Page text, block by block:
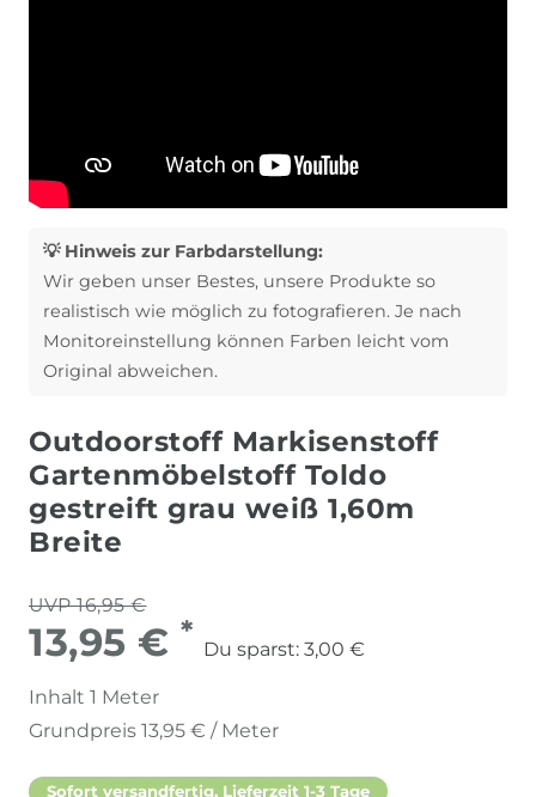
💡 Hinweis zur Farbdarstellung:
Wir geben unser Bestes, unsere Produkte so
realistisch wie möglich zu fotografieren. Je nach
Monitoreinstellung können Farben leicht vom
Original abweichen.
Outdoorstoff Markisenstoff
Gartenmöbelstoff Toldo
gestreift grau weiß 1,60m
Breite
UVP 16,95 €
13,95 € *
Du sparst: 3,00 €
Inhalt 1 Meter
Grundpreis 13,95 € / Meter
Sofort versandfertig, Lieferzeit 1-3 Tage